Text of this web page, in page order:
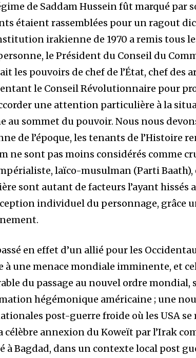
de Saddam Hussein fût marqué par
étaient rassemblées pour un ragout
irakienne de 1970 a remis tous
le Président du Conseil du
les pouvoirs de chef de l’État, chef des
le Conseil Révolutionnaire pour
une attention particulière à la
au sommet du pouvoir. Nous nous
de l’époque, les tenants de l’Histoire
ne sont pas moins considérés comme
laïco-musulman (Parti Baath),
sont autant de facteurs l’ayant hissés
individuel du personnage, grâce
en effet d’un allié pour les
à une menace mondiale imminente, et
du passage au nouvel ordre mondial,
hégémonique américaine ; une
post-guerre froide où les USA
célèbre annexion du Koweït par l’Irak
à Bagdad, dans un contexte local post